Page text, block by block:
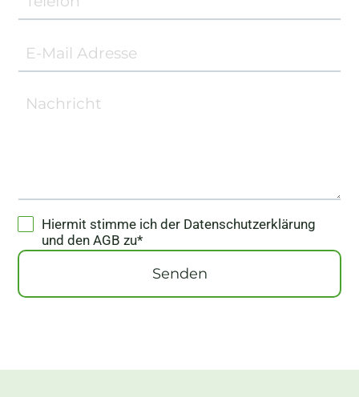
Hiermit stimme ich der Datenschutzerklärung
und denAGB zu*
Senden